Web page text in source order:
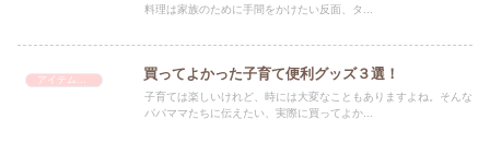
料理は家族のために手間をかけたい反面、タ...
買ってよかった子育て便利グッズ３選！
子育ては楽しいけれど、時には大変なこともありますよね。そんな
パパママたちに伝えたい、実際に買ってよか...